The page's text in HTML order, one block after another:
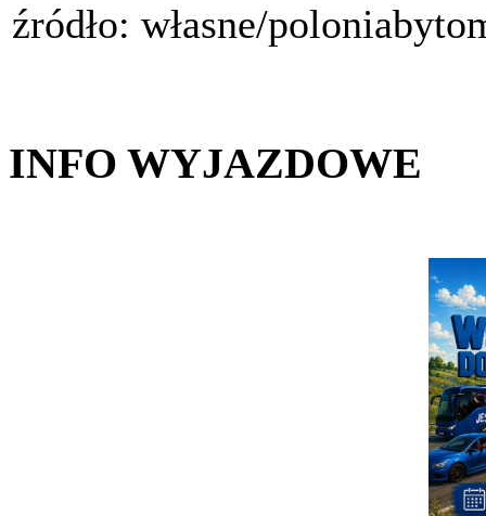
źródło: własne/
INFO WYJAZDOWE